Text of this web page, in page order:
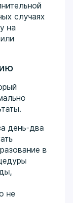
случаях
на
день-два
в
не